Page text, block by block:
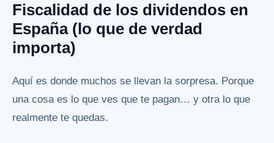
Fiscalidad de los dividendos en
España (lo que de verdad
importa)
Aquí es donde muchos se llevan la sorpresa. Porque
una cosa es lo que ves que te pagan… y otra lo que
realmente te quedas.